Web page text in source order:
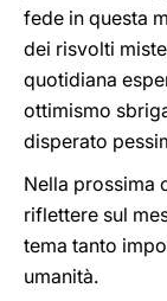
fede in questa
dei risvolti
quotidiana
ottimismo
disperato
Nella prossima
riflettere sul
tema tanto
umanità.